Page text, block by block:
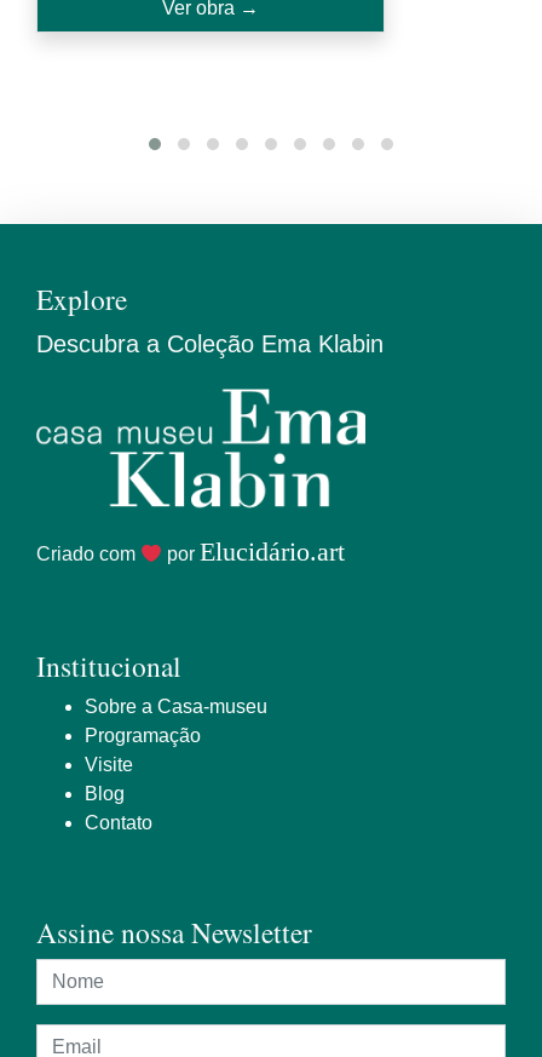
Ver obra →
Explore
Descubra a Coleção Ema Klabin
Criado com por Elucidário.art
Institucional
Sobre a Casa-museu
Programação
Visite
Blog
Contato
Assine nossa Newsletter
Nome
Endereço de e-mail